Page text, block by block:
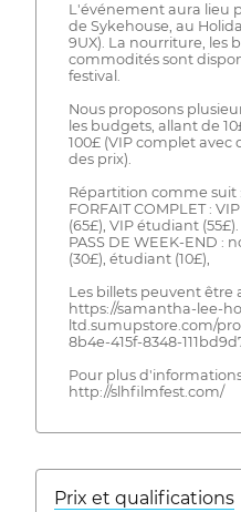
L'événement aura lieu
de Sykehouse, au
9UX). La nourriture, les
commodités sont
festival.
Nous proposons
les budgets, allant de
100£ (VIP complet avec
des prix).
Répartition comme suit :
FORFAIT COMPLET :
(65£), VIP étudiant (55£).
PASS DE WEEK-END :
(30£), étudiant (10£),
Les billets peuvent être
https://samantha-lee-
ltd.sumupstore.com/
8b4e-415f-8348-
Pour plus
http://slhfilmfest.com/
Prix ​​et qualifications